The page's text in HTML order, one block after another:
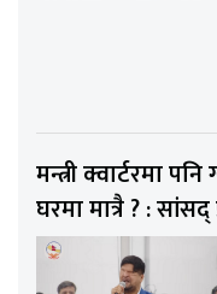
मन्त्री क्वार्टरमा
घरमा मात्रै ? : सांसद्